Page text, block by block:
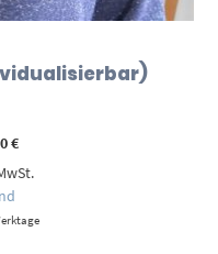
€Preisspanne:
bis